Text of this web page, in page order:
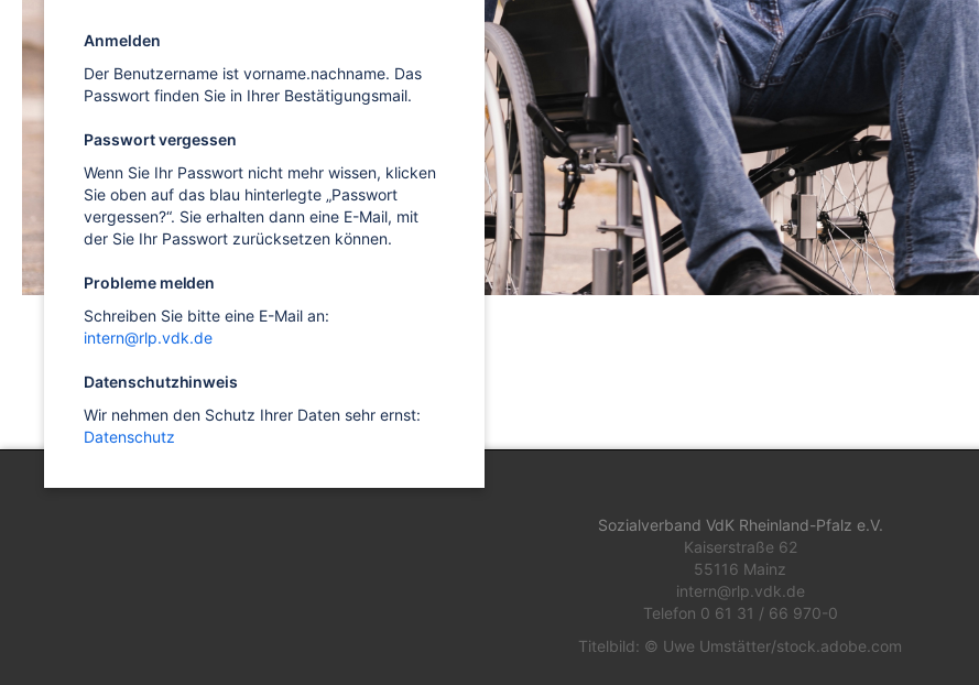
Anmelden
Der Benutzername ist vorname.nachname. Das
Passwort finden Sie in Ihrer Bestätigungsmail.
Passwort vergessen
Wenn Sie Ihr Passwort nicht mehr wissen, klicken
Sie oben auf das blau hinterlegte „Passwort
vergessen?“. Sie erhalten dann eine E-Mail, mit
der Sie Ihr Passwort zurücksetzen können.
Probleme melden
Schreiben Sie bitte eine E-Mail an:
intern@rlp.vdk.de
Datenschutzhinweis
Wir nehmen den Schutz Ihrer Daten sehr ernst:
Datenschutz
Sozialverband VdK Rheinland-Pfalz e.V.
Kaiserstraße 62
55116 Mainz
intern@rlp.vdk.de
Telefon 0 61 31 / 66 970-0
Titelbild: © Uwe Umstätter/stock.adobe.com